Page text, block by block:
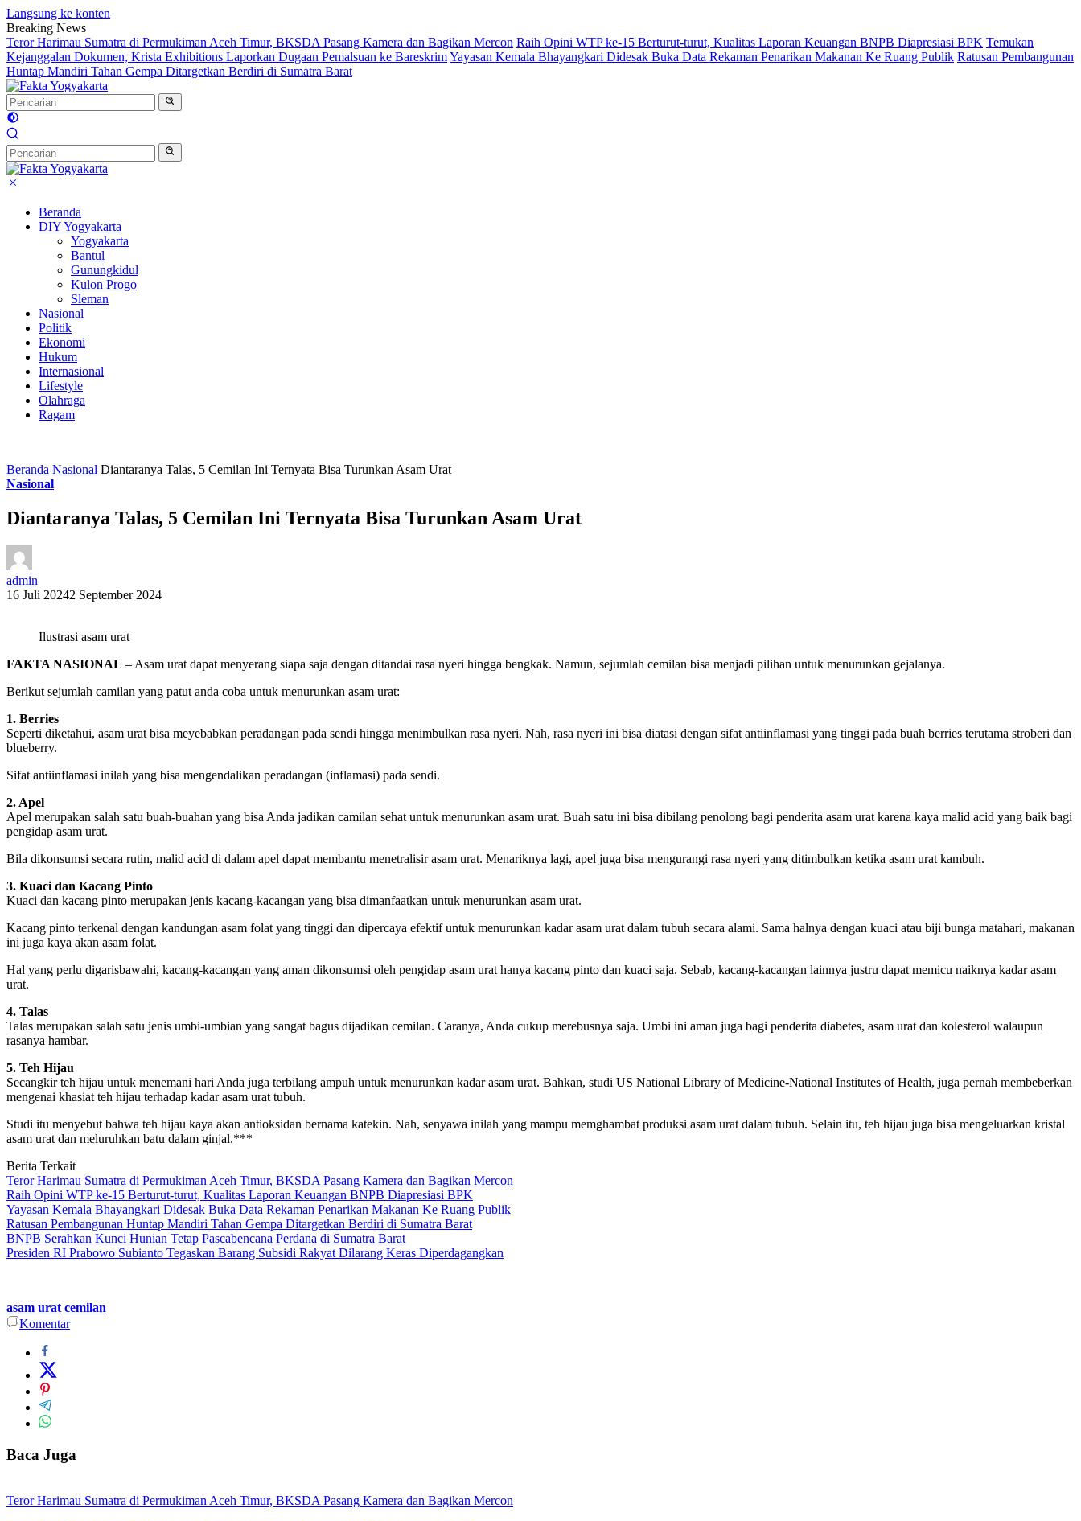
Langsung ke konten
Breaking News
Teror Harimau Sumatra di Permukiman Aceh Timur, BKSDA Pasang Kamera dan Bagikan Mercon Raih Opini WTP ke-15 Berturut-turut, Kualitas Laporan Keuangan BNPB Diapresiasi BPK Temukan
Kejanggalan Dokumen, Krista Exhibitions Laporkan Dugaan Pemalsuan ke BareskrimYayasan Kemala Bhayangkari Didesak Buka Data Rekaman Penarikan Makanan Ke Ruang Publik Ratusan Pembangunan
Huntap Mandiri Tahan Gempa Ditargetkan Berdiri di Sumatra Barat
Beranda
DIY Yogyakarta
Yogyakarta
Bantul
Gunungkidul
Kulon Progo
Sleman
Nasional
Politik
Ekonomi
Hukum
Internasional
Lifestyle
Olahraga
Ragam
Beranda Nasional Diantaranya Talas, 5 Cemilan Ini Ternyata Bisa Turunkan Asam Urat
Nasional
Diantaranya Talas, 5 Cemilan Ini Ternyata Bisa Turunkan Asam Urat
admin
16 Juli 20242 September 2024
Ilustrasi asam urat
FAKTA NASIONAL – Asam urat dapat menyerang siapa saja dengan ditandai rasa nyeri hingga bengkak. Namun, sejumlah cemilan bisa menjadi pilihan untuk menurunkan gejalanya.
Berikut sejumlah camilan yang patut anda coba untuk menurunkan asam urat:
1. Berries
Seperti diketahui, asam urat bisa meyebabkan peradangan pada sendi hingga menimbulkan rasa nyeri. Nah, rasa nyeri ini bisa diatasi dengan sifat antiinflamasi yang tinggi pada buah berries terutama stroberi dan
blueberry.
Sifat antiinflamasi inilah yang bisa mengendalikan peradangan (inflamasi) pada sendi.
2. Apel
Apel merupakan salah satu buah-buahan yang bisa Anda jadikan camilan sehat untuk menurunkan asam urat. Buah satu ini bisa dibilang penolong bagi penderita asam urat karena kaya malid acid yang baik bagi
pengidap asam urat.
Bila dikonsumsi secara rutin, malid acid di dalam apel dapat membantu menetralisir asam urat. Menariknya lagi, apel juga bisa mengurangi rasa nyeri yang ditimbulkan ketika asam urat kambuh.
3. Kuaci dan Kacang Pinto
Kuaci dan kacang pinto merupakan jenis kacang-kacangan yang bisa dimanfaatkan untuk menurunkan asam urat.
Kacang pinto terkenal dengan kandungan asam folat yang tinggi dan dipercaya efektif untuk menurunkan kadar asam urat dalam tubuh secara alami. Sama halnya dengan kuaci atau biji bunga matahari, makanan
ini juga kaya akan asam folat.
Hal yang perlu digarisbawahi, kacang-kacangan yang aman dikonsumsi oleh pengidap asam urat hanya kacang pinto dan kuaci saja. Sebab, kacang-kacangan lainnya justru dapat memicu naiknya kadar asam
urat.
4. Talas
Talas merupakan salah satu jenis umbi-umbian yang sangat bagus dijadikan cemilan. Caranya, Anda cukup merebusnya saja. Umbi ini aman juga bagi penderita diabetes, asam urat dan kolesterol walaupun
rasanya hambar.
5. Teh Hijau
Secangkir teh hijau untuk menemani hari Anda juga terbilang ampuh untuk menurunkan kadar asam urat. Bahkan, studi US National Library of Medicine-National Institutes of Health, juga pernah membeberkan
mengenai khasiat teh hijau terhadap kadar asam urat tubuh.
Studi itu menyebut bahwa teh hijau kaya akan antioksidan bernama katekin. Nah, senyawa inilah yang mampu memghambat produksi asam urat dalam tubuh. Selain itu, teh hijau juga bisa mengeluarkan kristal
asam urat dan meluruhkan batu dalam ginjal.***
Berita Terkait
Teror Harimau Sumatra di Permukiman Aceh Timur, BKSDA Pasang Kamera dan Bagikan Mercon
Raih Opini WTP ke-15 Berturut-turut, Kualitas Laporan Keuangan BNPB Diapresiasi BPK
Yayasan Kemala Bhayangkari Didesak Buka Data Rekaman Penarikan Makanan Ke Ruang Publik
Ratusan Pembangunan Huntap Mandiri Tahan Gempa Ditargetkan Berdiri di Sumatra Barat
BNPB Serahkan Kunci Hunian Tetap Pascabencana Perdana di Sumatra Barat
Presiden RI Prabowo Subianto Tegaskan Barang Subsidi Rakyat Dilarang Keras Diperdagangkan
asam urat cemilan
Komentar
Baca Juga
Teror Harimau Sumatra di Permukiman Aceh Timur, BKSDA Pasang Kamera dan Bagikan Mercon